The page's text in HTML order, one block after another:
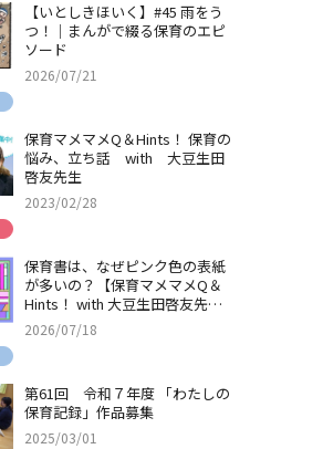
【いとしきほいく】#45 雨をう
つ！｜まんがで綴る保育のエピ
ソード
2026/07/21
保育マメマメQ＆Hints！ 保育の
悩み、立ち話 with 大豆生田
啓友先生
2023/02/28
保育書は、なぜピンク色の表紙
が多いの？【保育マメマメQ＆
Hints！ with 大豆生田啓友先
生】
2026/07/18
第61回 令和７年度 「わたしの
保育記録」作品募集
2025/03/01